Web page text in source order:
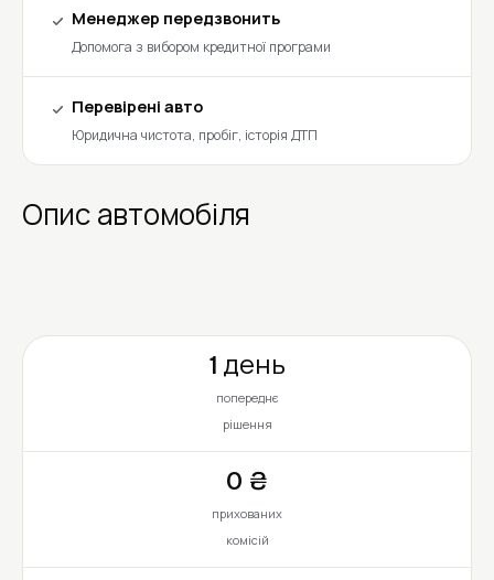
Менеджер передзвонить
Допомога з вибором кредитної програми
Перевірені авто
Юридична чистота, пробіг, історія ДТП
Опис автомобіля
1 день
попереднє
рішення
0 ₴
прихованих
комісій